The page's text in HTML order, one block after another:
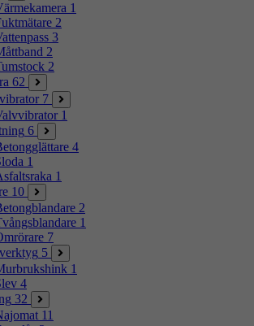
1
2
3
2
2
62
7
1
6
4
1
1
10
2
1
7
5
1
4
32
11